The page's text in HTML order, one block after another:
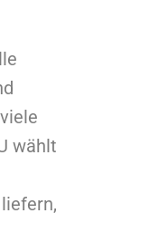
wählt